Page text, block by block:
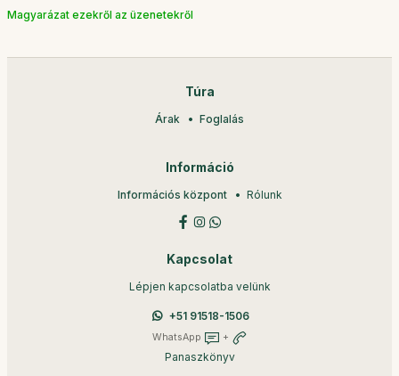
Magyarázat ezekről az üzenetekről
Túra
Árak Foglalás
Információ
Információs központ Rólunk
Kapcsolat
Lépjen kapcsolatba velünk
+51 91518-1506
WhatsApp +
Panaszkönyv